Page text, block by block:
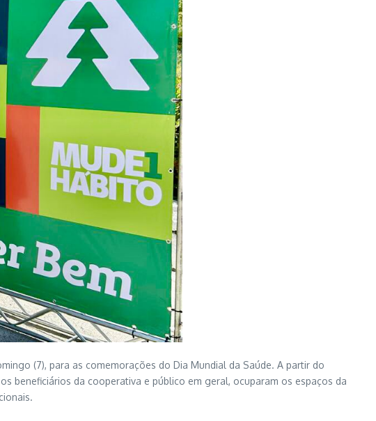
(7), para as comemorações do Dia Mundial da Saúde. A partir do
beneficiários da cooperativa e público em geral, ocuparam os espaços da